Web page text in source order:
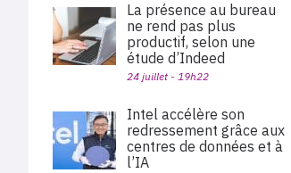
La présence au bureau
ne rend pas plus
productif, selon une
étude d’Indeed
24 juillet - 19h22
Intel accélère son
redressement grâce aux
centres de données et à
l’IA